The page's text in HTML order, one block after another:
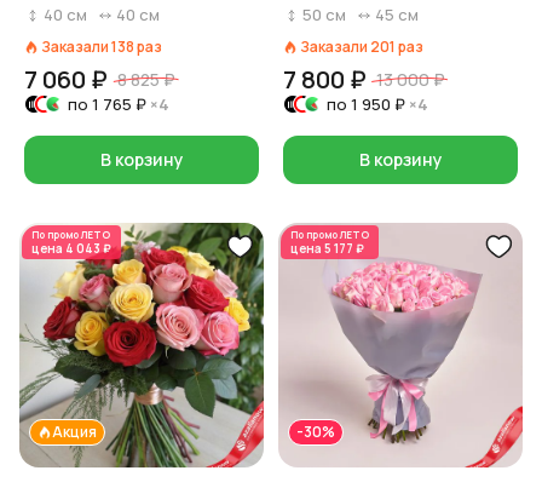
лентой, 40 см, Россия
40 см 40 см
Заказали138раз
7 060 ₽ 8 825 ₽
по 1 765 ₽ ×4
В корзину
упаковке
50 см 45 см
Заказали 201 раз
7 800 ₽ 13 000 ₽
по 1 950 ₽ ×4
В корзину
По промоЛЕТО
цена 4 043 ₽
Акция
По промоЛЕТО
цена 5 177 ₽
-30%